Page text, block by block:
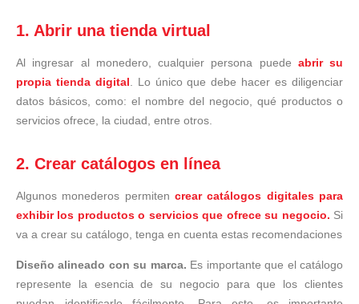
1. Abrir una tienda virtual
Al ingresar al monedero, cualquier persona puede abrir su
propia tienda digital . Lo único que debe hacer es diligenciar
datos básicos, como: el nombre del negocio, qué productos o
servicios ofrece, la ciudad, entre otros.
2. Crear catálogos en línea
Algunos monederos permiten crear catálogos digitales para
exhibir los productos o servicios que ofrece su negocio. Si
va a crear su catálogo, tenga en cuenta estas recomendaciones
Diseño alineado con su marca. Es importante que el catálogo
represente la esencia de su negocio para que los clientes